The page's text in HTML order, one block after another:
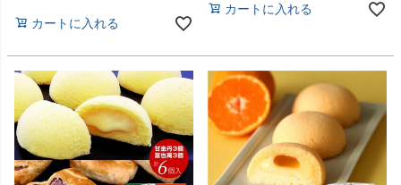
カートに入れる
カートに入れる